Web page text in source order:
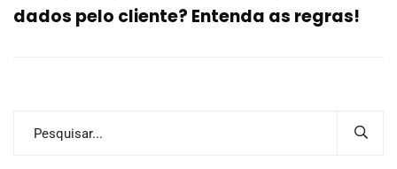
dados pelo cliente? Entenda as regras!